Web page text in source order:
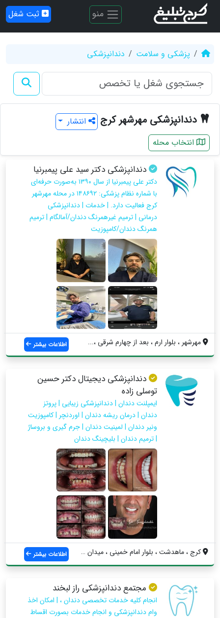
منو ثبت شغل
پزشکی و سلامت دندانپزشکی
دندانپزشکی مهرشهر کرج
انتشار
انتخاب محله
دندانپزشکی دکتر سید علی پیمبرنیا
دکتر علی پیمبرنیا از سال ۱۳۹۰ به‌‌صورت حرفه‌ای
با شماره نظام پزشکی: ۱۴۸۶۹۲ در محله مهرشهر
کرج فعالیت دارد. | خدمات | دندانپزشکی
درمانی | ترمیم غیرهمرنگ دندان/آمالگام | ترمیم
همرنگ دندان/کامپوزیت
مهرشهر ، بلوار ارم ، بعد از چهارم شرقی ،... اطلاعات بیشتر
دندانپزشکی دیجیتال دکتر حسین
توسلی زاده
ایمپلنت دندان | دندانپزشکی زیبایی | پروتز
دندان | درمان ریشه دندان | اوردنچر | کامپوزیت
ونیر دندان | لمینیت دندان | جرم گیری و بروساژ
| ترمیم دندان | بلیچینگ دندان
کرج ، ماهدشت ، بلوار امام خمینی ، میدان ... اطلاعات بیشتر
مجتمع دندانپزشکی راز لبخند
انجام کلیه خدمات تخصصی دندان ، | امکان اخذ
وام دندانپزشکی و انجام خدمات بصورت اقساط